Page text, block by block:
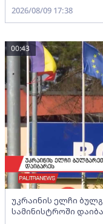
2026/08/09 17:38
უკრაინის ელჩი
სამინისტროში
00:43